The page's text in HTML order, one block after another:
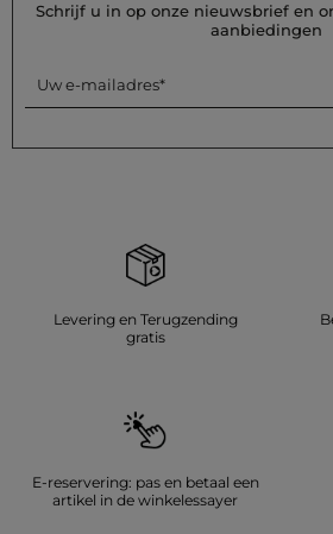
Schrijf u in op onze nieuwsbrief en
aanbiedingen
Uw e-mailadres
Levering en Terugzending
gratis
E-reservering: pas en betaal een
artikel in de winkelessayer